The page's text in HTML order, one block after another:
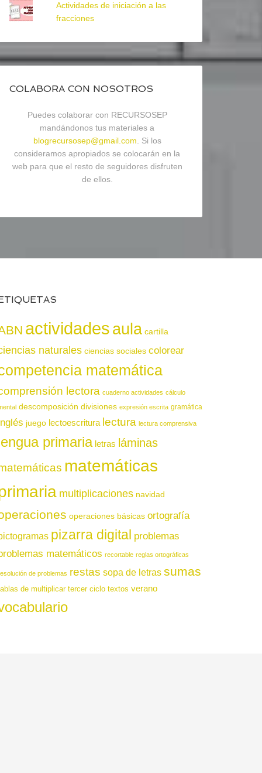
Actividades de iniciación a las
fracciones
COLABORA CON NOSOTROS
Puedes colaborar con RECURSOSEP
mandándonos tus materiales a
blogrecursosep@gmail.com . Si los
consideramos apropiados se colocarán en la
web para que el resto de seguidores disfruten
de ellos.
actividadesaula cartilla
naturales ciencias sociales colorear
matemática
lectora cuaderno actividades cálculo
descomposición divisiones expresión escrita gramática
juego lectoescritura lectura lectura comprensiva
primaria letras láminas
matemáticas
multiplicaciones navidad
operaciones básicas ortografía
pizarra digital problemas
matemáticos recortable reglas ortográficas
de problemas restas sopa de letras sumas
de multiplicar tercer ciclo textos verano